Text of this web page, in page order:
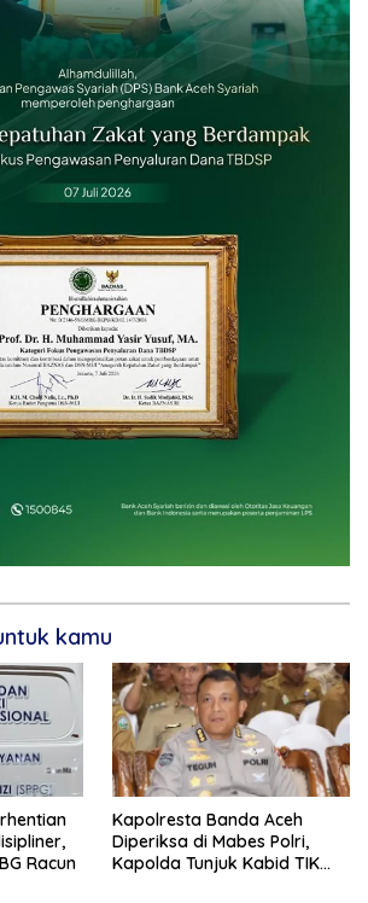
kamu
Racun
Kapolresta Banda Aceh
Diperiksa di Mabes Polri,
Kapolda Tunjuk Kabid TIK